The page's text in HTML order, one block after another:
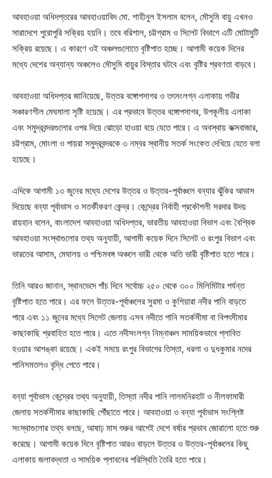
আবহাওয়া অধিদপ্তরের আবহাওয়াবিদ মো. শাহীনুল ইসলাম বলেন, মৌসুমি বায়ু এখনও
সারাদেশে পুরোপুরি সক্রিয় হয়নি। তবে বরিশাল, চট্টগ্রাম ও সিলেট বিভাগে এটি মোটামুটি
সক্রিয় রয়েছে। এ কারণে ওই অঞ্চলগুলোতে বৃষ্টিপাত হচ্ছে। আগামী কয়েক দিনের
মধ্যে দেশের অন্যান্য অঞ্চলেও মৌসুমি বায়ুর বিস্তার ঘটবে এবং বৃষ্টির প্রবণতা বাড়বে।
আবহাওয়া অধিদপ্তর জানিয়েছে, উত্তর বঙ্গোপসাগর ও তৎসংলগ্ন এলাকায় গভীর
সঞ্চারণশীল মেঘমালা সৃষ্টি হয়েছে। এর প্রভাবে উত্তর বঙ্গোপসাগর, উপকূলীয় এলাকা
এবং সমুদ্রবন্দরগুলোর ওপর দিয়ে ঝোড়ো হাওয়া বয়ে যেতে পারে। এ অবস্থায় কক্সবাজার,
চট্টগ্রাম, মোংলা ও পায়রা সমুদ্রবন্দরকে ৩ নম্বর স্থানীয় সতর্ক সংকেত দেখিয়ে যেতে বলা
হয়েছে।
এদিকে আগামী ১৩ জুনের মধ্যে দেশের উত্তর ও উত্তর-পূর্বাঞ্চলে বন্যার ঝুঁকির আভাস
দিয়েছে বন্যা পূর্বাভাস ও সতর্কীকরণ কেন্দ্র। কেন্দ্রের নির্বাহী প্রকৌশলী সরদার উদয়
রায়হান বলেন, বাংলাদেশ আবহাওয়া অধিদপ্তর, ভারতীয় আবহাওয়া বিভাগ এবং বৈশ্বিক
আবহাওয়া সংস্থাগুলোর তথ্য অনুযায়ী, আগামী কয়েক দিনে সিলেট ও রংপুর বিভাগ এবং
ভারতের আসাম, মেঘালয় ও পশ্চিমবঙ্গ অঞ্চলে ভারী থেকে অতি ভারী বৃষ্টিপাত হতে পারে।
তিনি আরও জানান, স্থানভেদে পাঁচ দিনে সর্বোচ্চ ২৫০ থেকে ৩০০ মিলিমিটার পর্যন্ত
বৃষ্টিপাত হতে পারে। এর ফলে উত্তর-পূর্বাঞ্চলের সুরমা ও কুশিয়ারা নদীর পানি বাড়তে
পারে এবং ১১ জুনের মধ্যে সিলেট জেলায় এসব নদীতে পানি সতর্কসীমা বা বিপৎসীমার
কাছাকাছি প্রবাহিত হতে পারে। এতে নদীসংলগ্ন নিম্নাঞ্চল সাময়িকভাবে প্লাবিত
হওয়ার আশঙ্কা রয়েছে। একই সময়ে রংপুর বিভাগের তিস্তা, ধরলা ও দুধকুমার নদের
পানিসমতলও বৃদ্ধি পেতে পারে।
বন্যা পূর্বাভাস কেন্দ্রের তথ্য অনুযায়ী, তিস্তা নদীর পানি লালমনিরহাট ও নীলফামারী
জেলায় সতর্কসীমার কাছাকাছি পৌঁছাতে পারে। আবহাওয়া ও বন্যা পূর্বাভাস সংশ্লিষ্ট
সংস্থাগুলোর তথ্য বলছে, আষাঢ় মাস শুরুর আগেই দেশে বর্ষার প্রভাব জোরালো হতে শুরু
করেছে। আগামী কয়েক দিনে বৃষ্টিপাত আরও বাড়লে উত্তর ও উত্তর-পূর্বাঞ্চলের কিছু
এলাকায় জলাবদ্ধতা ও সাময়িক প্লাবনের পরিস্থিতি তৈরি হতে পারে।